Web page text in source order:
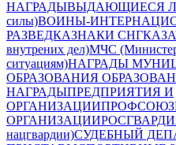
НАГРАДЫВЫДАЮЩИЕСЯ
силы)ВОИНЫ-
РАЗВЕДКАЗНАКИ СНГ
внутрених дел)МЧС
ситуациям)НАГРАДЫ
ОБРАЗОВАНИЯ
НАГРАДЫПРЕДПРИЯТИЯ И
ОРГАНИЗАЦИИ
ОРГАНИЗАЦИИРОСГВАРДИЯ
нацгвардии)СУДЕБНЫЙ